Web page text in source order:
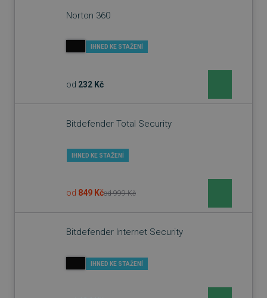
Norton 360
IHNED KE STAŽENÍ
od 232 Kč
Bitdefender Total Security
IHNED KE STAŽENÍ
od 849 Kčod999 Kč
Bitdefender Internet Security
IHNED KE STAŽENÍ